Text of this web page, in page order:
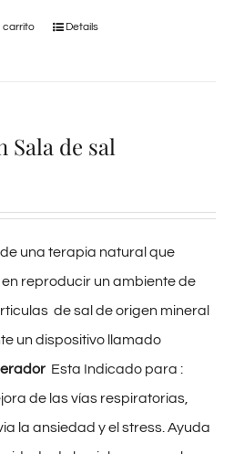
carrito Details
Sala de sal
una terapia natural que
reproducir un ambiente de
de sal de origen mineral
un dispositivo llamado
Esta Indicado para :
de las vías respiratorias,
la ansiedad y el stress. Ayuda